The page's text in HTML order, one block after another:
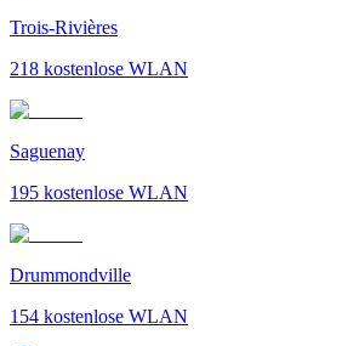
Trois-Rivières
218 kostenlose WLAN
Saguenay
195 kostenlose WLAN
Drummondville
154 kostenlose WLAN